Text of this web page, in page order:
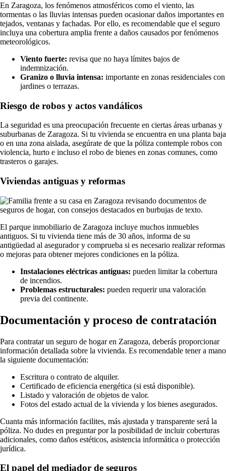
En Zaragoza, los fenómenos atmosféricos como el viento, las
tormentas o las lluvias intensas pueden ocasionar daños importantes en
tejados, ventanas y fachadas. Por ello, es recomendable que el seguro
incluya una cobertura amplia frente a daños causados por fenómenos
meteorológicos.
Viento fuerte: revisa que no haya límites bajos de
indemnización.
Granizo o lluvia intensa: importante en zonas residenciales con
jardines o terrazas.
Riesgo de robos y actos vandálicos
La seguridad es una preocupación frecuente en ciertas áreas urbanas y
suburbanas de Zaragoza. Si tu vivienda se encuentra en una planta baja
o en una zona aislada, asegúrate de que la póliza contemple robos con
violencia, hurto e incluso el robo de bienes en zonas comunes, como
trasteros o garajes.
Viviendas antiguas y reformas
El parque inmobiliario de Zaragoza incluye muchos inmuebles
antiguos. Si tu vivienda tiene más de 30 años, informa de su
antigüedad al asegurador y comprueba si es necesario realizar reformas
o mejoras para obtener mejores condiciones en la póliza.
Instalaciones eléctricas antiguas: pueden limitar la cobertura
de incendios.
Problemas estructurales: pueden requerir una valoración
previa del continente.
Documentación y proceso de contratación
Para contratar un seguro de hogar en Zaragoza, deberás proporcionar
información detallada sobre la vivienda. Es recomendable tener a mano
la siguiente documentación:
Escritura o contrato de alquiler.
Certificado de eficiencia energética (si está disponible).
Listado y valoración de objetos de valor.
Fotos del estado actual de la vivienda y los bienes asegurados.
Cuanta más información facilites, más ajustada y transparente será la
póliza. No dudes en preguntar por la posibilidad de incluir coberturas
adicionales, como daños estéticos, asistencia informática o protección
jurídica.
El papel del mediador de seguros